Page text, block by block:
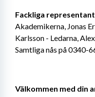
Fackliga
Akademikerna, Jonas
Karlsson - Ledarna,
Samtliga nås på 0340-
Välkommen med din